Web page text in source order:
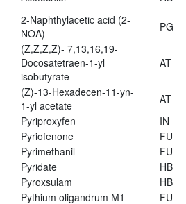
2-Naphthylacetic acid (2-
NOA)
PG
(Z,Z,Z,Z)- 7,13,16,19-
Docosatetraen-1-yl
isobutyrate
AT
(Z)-13-Hexadecen-11-yn-
1-yl acetate
AT
Pyriproxyfen
IN
Pyriofenone
FU
Pyrimethanil
FU
Pyridate
HB
Pyroxsulam
HB
Pythium oligandrum M1
FU